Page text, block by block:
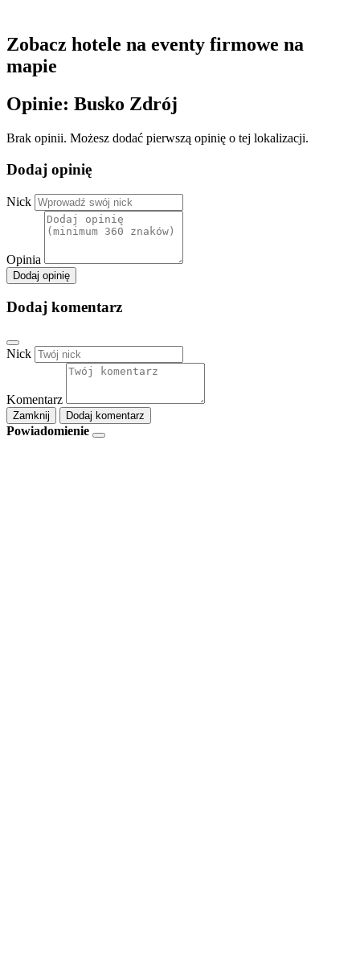
Zobacz hotele na eventy firmowe na
mapie
Opinie: Busko Zdrój
Brak opinii. Możesz dodać pierwszą opinię o tej lokalizacji.
Dodaj opinię
Nick
Opinia
Dodaj opinię
Dodaj komentarz
Nick
Komentarz
Zamknij Dodaj komentarz
Powiadomienie